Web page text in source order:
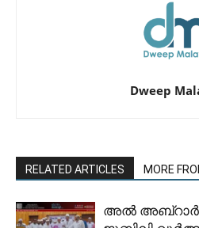
Dweep
RELATED ARTICLES MORE
അൽ അബ്റാർ